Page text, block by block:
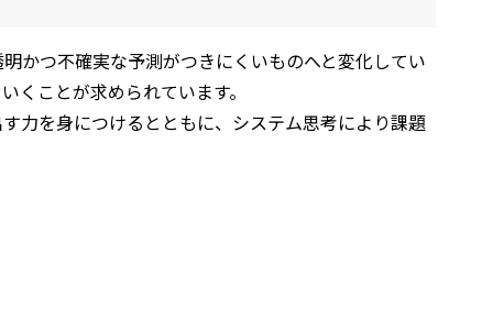
かつ不確実な予測がつきにくいものへと変化してい
ことが求められています。
力を身につけるとともに、システム思考により課題